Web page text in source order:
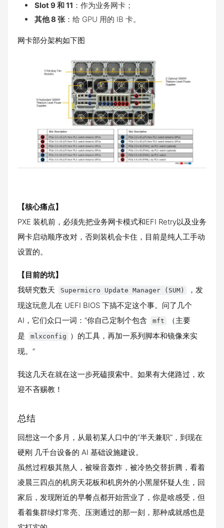
Slot 9 和 11 ：作为业务网卡；
其他 8 张：给 GPU 用的 IB 卡。
网卡部分架构如下图
【核心痛点】
PXE 装机前，必须先把业务网卡模式和EFI Retry以及业务
网卡启动顺序改对，否则装机会卡住，目前是纯人工手动
设置的。
【目前的坑】
我研究数天
Supermicro Update Manager (SUM)
，发
现这玩意儿在 UEFI BIOS 下搞不定这个事。问了几个
AI，它们众口一词：“你自己定制个包含
mft
（主要
是
mlxconfig
）的工具，再加一系列脚本和镜像来实
现。”
我这几天在就在这一步死磕摸索中。如果有大佬路过，欢
迎不吝赐教！
总结
回想这一个多月，从最初某人口中的“半天兼职”，到现在
硬刚 几千台设备的 AI 基础设施建设。
虽然过程极其熬人，被噪音轰炸，被冷热交替折腾，看着
凌晨三四点的机房天花板和机房外的小黑屋怀疑人生，回
家后，发现附近的早餐点都开始营业了，你是啥感受，但
看着集群绿灯常亮、压测通过的那一刻，那种成就感也是